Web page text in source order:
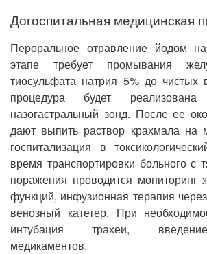
Догоспитальная медицинская
Пероральное отравление йодом на
этапе требует промывания
тиосульфата натрия 5% до чистых
процедура будет
назогастральный зонд. После ее
дают выпить раствор крахмала на
госпитализация в
время транспортировки больного с
поражения проводится мониторинг
функций, инфузионная терапия
венозный катетер. При
интубация трахеи,
медикаментов.